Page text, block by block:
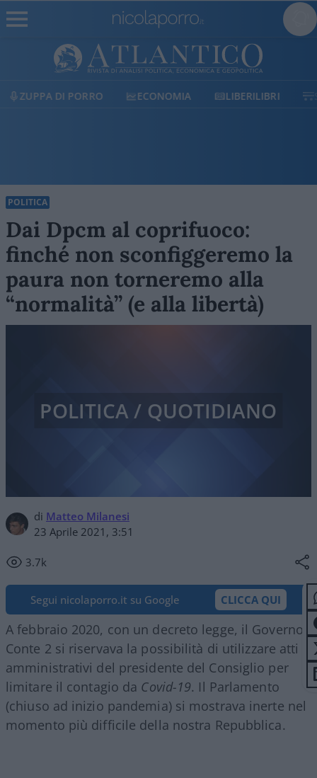
ECONOMIA LIBERILIBRI SHOP SOSTIENICI
POLITICA
Dai Dpcm al coprifuoco:
finché non sconfiggeremo la
paura non torneremo alla
“normalità” (e alla libertà)
di Matteo Milanesi
23 Aprile 2021, 3:51
3.7k
POLITICA / QUOTIDIANO
Segui nicolaporro.it su Google CLICCA QUI
A febbraio 2020, con un decreto legge, il Governo
Conte 2 si riservava la possibilità di utilizzare atti
amministrativi del presidente del Consiglio per
limitare il contagio da Covid-19. Il Parlamento
(chiuso ad inizio pandemia) si mostrava inerte nel
momento più difficile della nostra Repubblica.